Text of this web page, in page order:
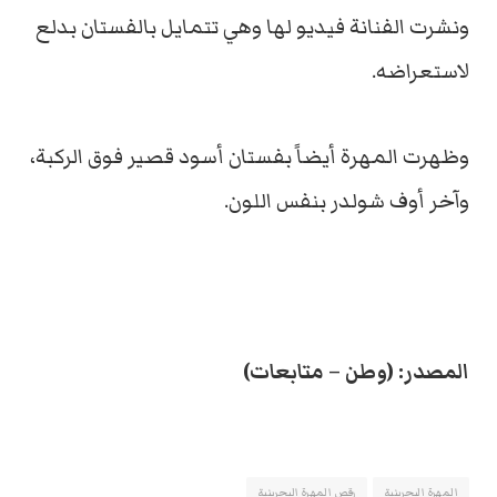
ونشرت الفنانة فيديو لها وهي تتمايل بالفستان بدلع
لاستعراضه.
وظهرت المهرة أيضاً بفستان أسود قصير فوق الركبة،
وآخر أوف شولدر بنفس اللون.
المصدر: (وطن – متابعات)
المهرة البحرينية رقص المهرة البحرينية